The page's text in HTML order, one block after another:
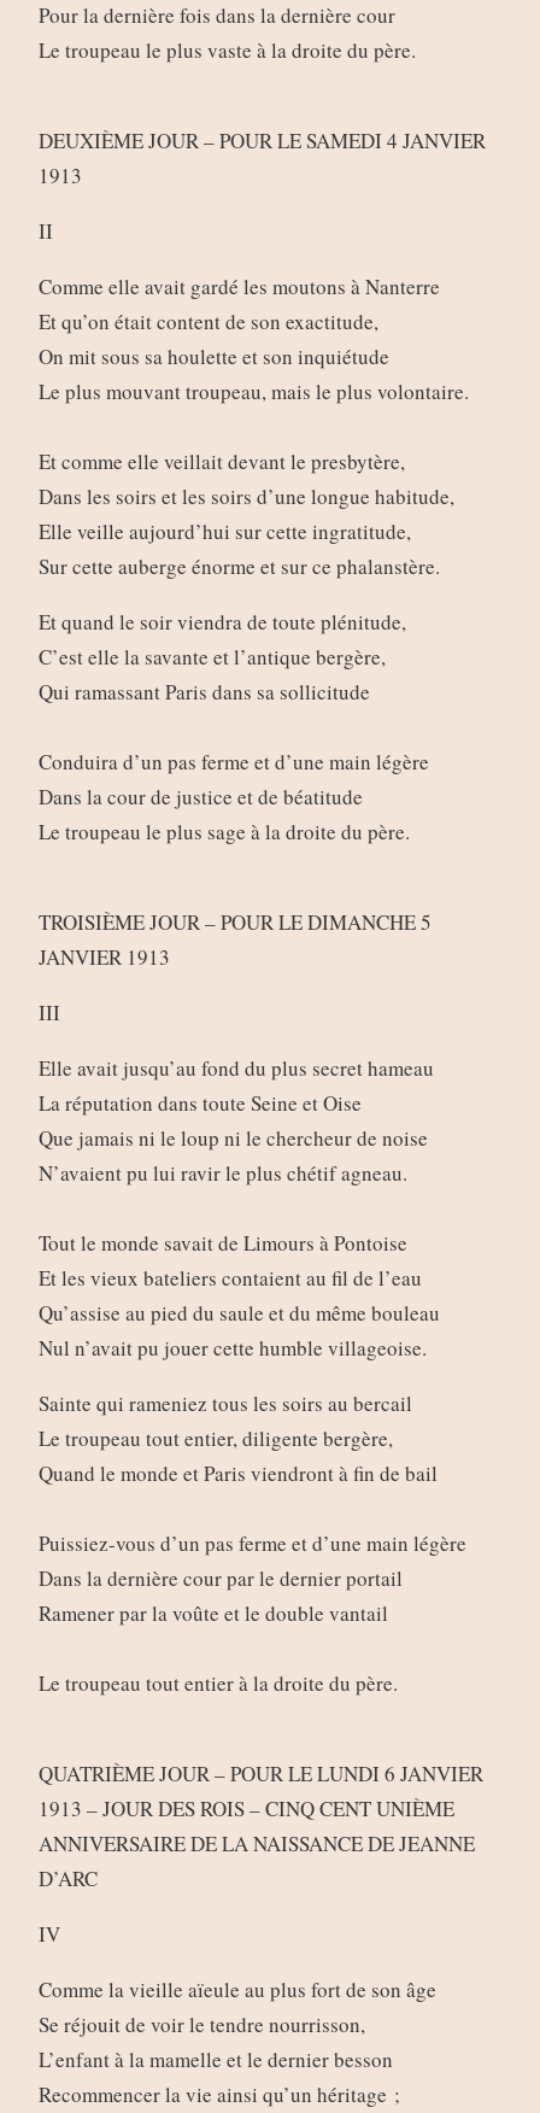
Pour la dernière fois dans la dernière cour
Le troupeau le plus vaste à la droite du père.
DEUXIÈME JOUR – POUR LE SAMEDI 4 JANVIER
1913
II
Comme elle avait gardé les moutons à Nanterre
Et qu’on était content de son exactitude,
On mit sous sa houlette et son inquiétude
Le plus mouvant troupeau, mais le plus volontaire.
Et comme elle veillait devant le presbytère,
Dans les soirs et les soirs d’une longue habitude,
Elle veille aujourd’hui sur cette ingratitude,
Sur cette auberge énorme et sur ce phalanstère.
Et quand le soir viendra de toute plénitude,
C’est elle la savante et l’antique bergère,
Qui ramassant Paris dans sa sollicitude
Conduira d’un pas ferme et d’une main légère
Dans la cour de justice et de béatitude
Le troupeau le plus sage à la droite du père.
TROISIÈME JOUR – POUR LE DIMANCHE 5
JANVIER 1913
III
Elle avait jusqu’au fond du plus secret hameau
La réputation dans toute Seine et Oise
Que jamais ni le loup ni le chercheur de noise
N’avaient pu lui ravir le plus chétif agneau.
Tout le monde savait de Limours à Pontoise
Et les vieux bateliers contaient au fil de l’eau
Qu’assise au pied du saule et du même bouleau
Nul n’avait pu jouer cette humble villageoise.
Sainte qui rameniez tous les soirs au bercail
Le troupeau tout entier, diligente bergère,
Quand le monde et Paris viendront à fin de bail
Puissiez-vous d’un pas ferme et d’une main légère
Dans la dernière cour par le dernier portail
Ramener par la voûte et le double vantail
Le troupeau tout entier à la droite du père.
QUATRIÈME JOUR – POUR LE LUNDI 6 JANVIER
1913 – JOUR DES ROIS – CINQ CENT UNIÈME
ANNIVERSAIRE DE LA NAISSANCE DE JEANNE
D’ARC
IV
Comme la vieille aïeule au plus fort de son âge
Se réjouit de voir le tendre nourrisson,
L’enfant à la mamelle et le dernier besson
Recommencer la vie ainsi qu’un héritage ;